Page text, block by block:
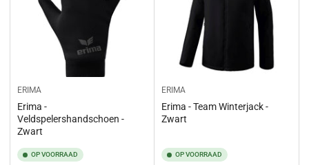
ERIMA
Erima -
Veldspelershandschoen -
Zwart
OP VOORRAAD
ERIMA
Erima - Team Winterjack -
Zwart
OP VOORRAAD